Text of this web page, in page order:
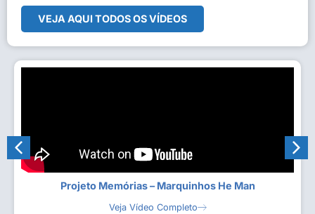
VEJA AQUI TODOS OS VÍDEOS
Projeto Memórias – Marquinhos He Man
Veja Vídeo Completo